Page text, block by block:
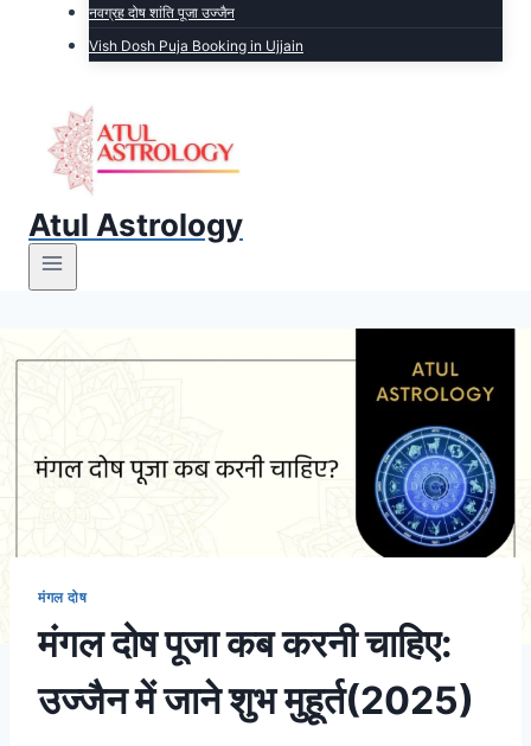
नवग्रह दोष शांति पूजा उज्जैन
Vish Dosh Puja Booking in Ujjain
Atul Astrology
मंगल दोष
मंगल दोष पूजा कब करनी चाहिए:
उज्जैन में जाने शुभ मुहूर्त(2025)